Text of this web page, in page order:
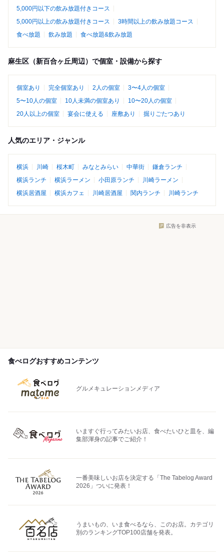
5,000円以下の飲み放題付きコース
5,000円以上の飲み放題付きコース
3時間以上の飲み放題コース
食べ放題
飲み放題 食べ放題&飲み放題
麻生区（新百合ヶ丘周辺）で個室・設備から探す
個室あり 完全個室あり 2人の個室
3〜4人の個室
5〜10人の個室
10人未満の個室あり
10〜20人の個室
20人以上の個室
宴会に使える 座敷あり 掘りごたつあり
人気のエリア・ジャンル
横浜 川崎 桜木町 みなとみらい 中華街
鎌倉ランチ
横浜ランチ
横浜ラーメン 小田原ランチ
川崎ラーメン
横浜居酒屋
横浜カフェ 川崎居酒屋 関内ランチ 川崎ランチ
広告を非表示
食べログおすすめコンテンツ
グルメキュレーションメディア
いますぐ行ってみたいお店、食べたいひと皿を、編
集部渾身の記事でご紹介！
一番美味しいお店を決定する「The Tabelog Award
2026」ついに発表！
うまいもの、いま食べるなら、このお店。カテゴリ
別のランキングTOP100店舗を発表。